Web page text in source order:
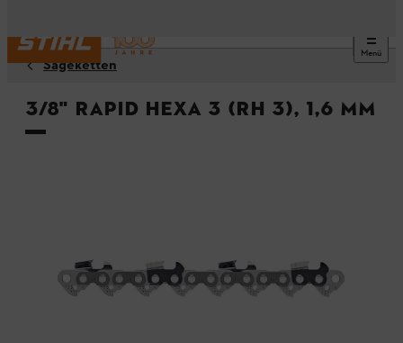
Menü
Sägeketten
3/8" Rapid Hexa 3 (RH 3), 1,6 mm